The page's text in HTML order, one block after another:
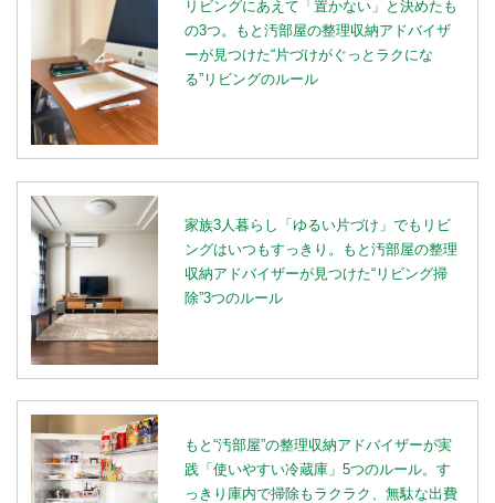
リビングにあえて「置かない」と決めたも
の3つ。もと汚部屋の整理収納アドバイザ
ーが見つけた“片づけがぐっとラクにな
る”リビングのルール
家族3人暮らし「ゆるい片づけ」でもリビ
ングはいつもすっきり。もと汚部屋の整理
収納アドバイザーが見つけた“リビング掃
除”3つのルール
もと“汚部屋”の整理収納アドバイザーが実
践「使いやすい冷蔵庫」5つのルール。す
っきり庫内で掃除もラクラク、無駄な出費